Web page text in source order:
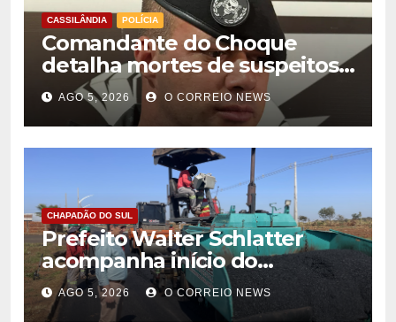
CASSILÂNDIA POLÍCIA
Comandante do Choque
detalha mortes de suspeitos
de homicídio em Cassilândia
AGO 5, 2026 O CORREIO NEWS
CHAPADÃO DO SUL
Prefeito Walter Schlatter
acompanha início do
recapeamento e pede
compreensão da população
AGO 5, 2026 O CORREIO NEWS